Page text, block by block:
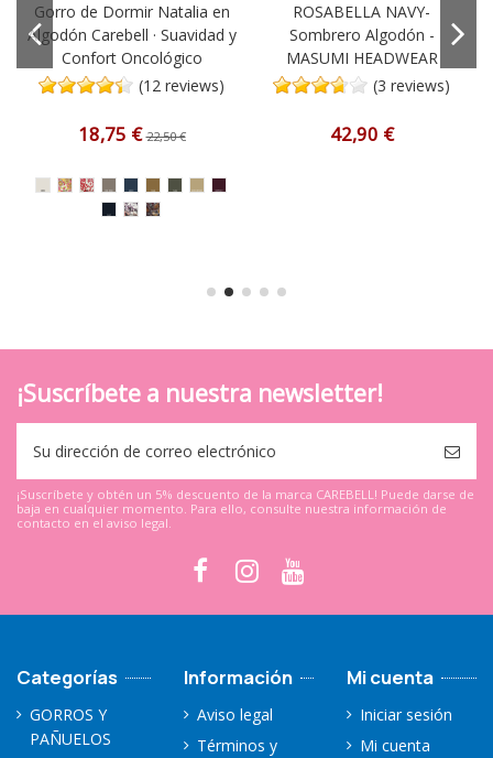
Gorro de Dormir Natalia en
Algodón Carebell · Suavidad y
Confort Oncológico
(12 reviews)
18,75 €22,50 €
ROSABELLA NAVY-
Sombrero Algodón -
MASUMI HEADWEAR
(3 reviews)
42,90 €
¡Suscríbete a nuestra newsletter!
¡Suscríbete y obtén un 5% descuento de la marca CAREBELL! Puede darse de
baja en cualquier momento. Para ello, consulte nuestra información de
contacto en el aviso legal.
Categorías
GORROS Y
PAÑUELOS
Información
Aviso legal
Términos y
Mi cuenta
Iniciar sesión
Mi cuenta